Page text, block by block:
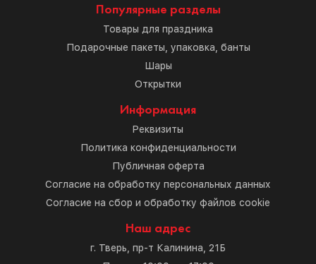
Популярные разделы
Товары для праздника
Подарочные пакеты, упаковка, банты
Шары
Открытки
Информация
Реквизиты
Политика конфиденциальности
Публичная оферта
Согласие на обработку персональных данных
Согласие на сбор и обработку файлов cookie
Наш адрес
г. Тверь, пр-т Калинина, 21Б